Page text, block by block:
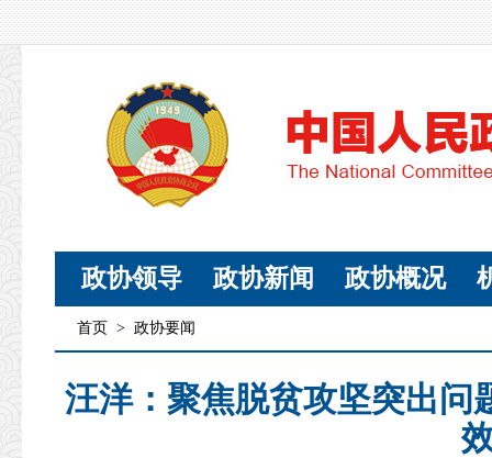
政协领导 政协新闻 政协概况
首页 > 政协要闻
汪洋：聚焦脱贫攻坚突出问